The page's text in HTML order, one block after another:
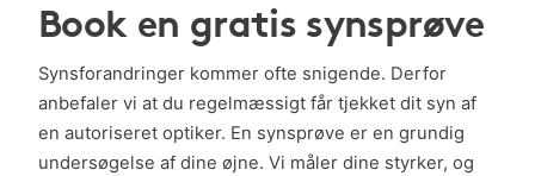
Book en gratis synsprøve
Synsforandringer kommer ofte snigende. Derfor
anbefaler vi at du regelmæssigt får tjekket dit syn af
en autoriseret optiker. En synsprøve er en grundig
undersøgelse af dine øjne. Vi måler dine styrker, og